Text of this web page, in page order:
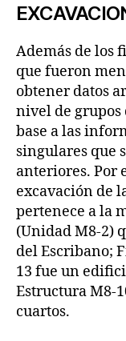
Además de los
que fueron
obtener datos
nivel de grupos
base a las
singulares que
anteriores. Por
excavación de
pertenece a la
(Unidad M8-2)
del Escribano;
13 fue un
Estructura M8-
cuartos.